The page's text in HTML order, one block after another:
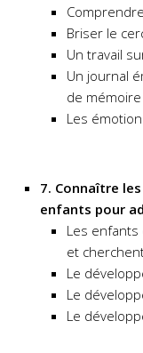
Briser le
Un travail
Un journal
de
Les
7. Connaître
enfants pour
Les
et
Le
Le
Le